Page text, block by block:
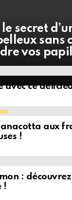
secret
vos
avec ce
aux
!
:
!